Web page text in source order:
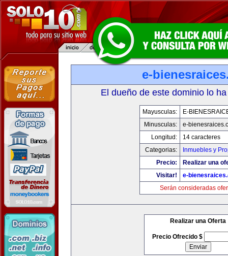
e-
El dueño de este dominio lo
Mayusculas:
E-
Minusculas:
e-
Longitud:
14 caracteres
Categorias:
Inmuebles y
Precio:
Realizar una
Visitar!
e-
Serán consideradas
Realizar una Oferta
Precio Ofrecido $